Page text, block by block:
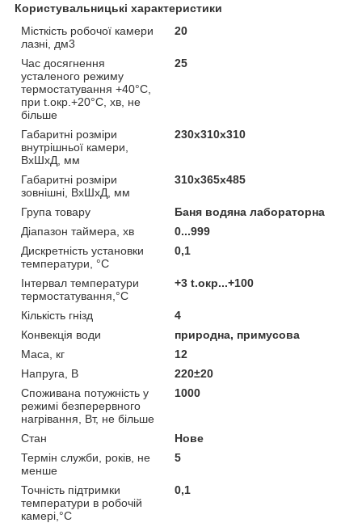
Користувальницькі характеристики
Місткість робочої камери
лазні, дм3
20
Час досягнення
усталеного режиму
термостатування +40°C,
при t.окр.+20°C, хв, не
більше
25
Габаритні розміри
внутрішньої камери,
ВхШхД, мм
230х310х310
Габаритні розміри
зовнішні, ВхШхД, мм
310х365х485
Група товару
Баня водяна лабораторна
Діапазон таймера, хв
0...999
Дискретність установки
температури, °C
0,1
Інтервал температури
термостатування,°C
+3 t.окр...+100
Кількість гнізд
4
Конвекція води
природна, примусова
Маса, кг
12
Напруга, В
220±20
Споживана потужність у
режимі безперервного
нагрівання, Вт, не більше
1000
Стан
Нове
Термін служби, років, не
менше
5
Точність підтримки
температури в робочій
камері,°C
0,1